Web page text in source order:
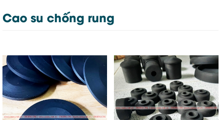
Cao su chống rung